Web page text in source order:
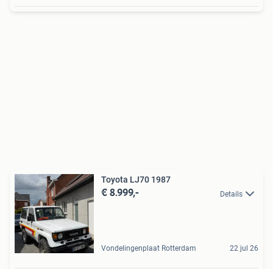
Toyota LJ70 1987
€ 8.999,- Details
Vondelingenplaat Rotterdam 22 jul 26